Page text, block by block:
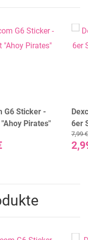
G6 Sticker -
Pirates"
6er
7,99 €